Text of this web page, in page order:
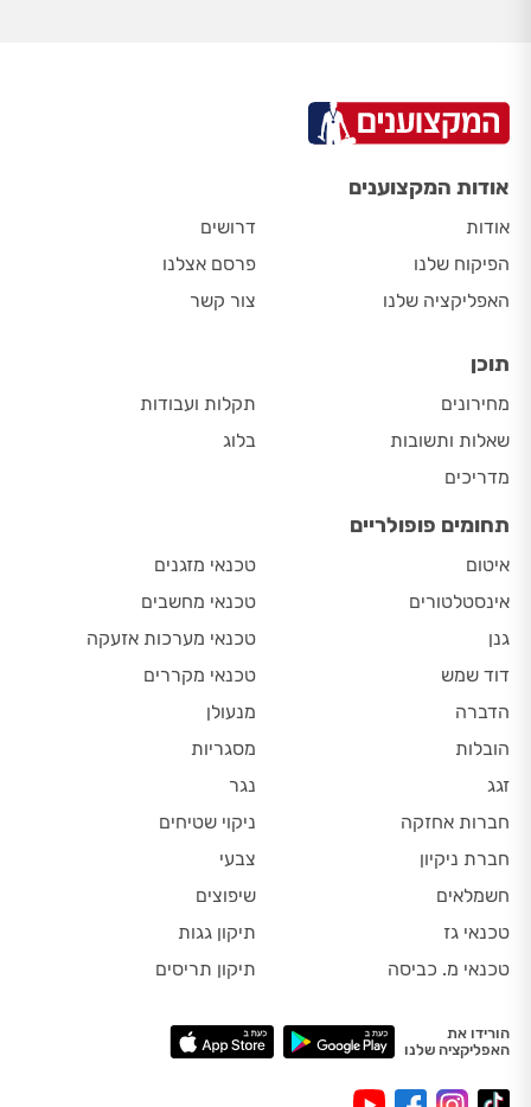
אודות המקצוענים
אודות
הפיקוח שלנו
האפליקציה שלנו
דרושים
פרסם אצלנו
צור קשר
תוכן
מחירונים
שאלות ותשובות
מדריכים
תקלות ועבודות
בלוג
תחומים פופולריים
איטום
אינסטלטורים
גנן
דוד שמש
הדברה
הובלות
זגג
חברות אחזקה
חברת ניקיון
חשמלאים
טכנאי גז
טכנאי מ. כביסה
טכנאי מזגנים
טכנאי מחשבים
טכנאי מערכות אזעקה
טכנאי מקררים
מנעולן
מסגריות
נגר
ניקוי שטיחים
צבעי
שיפוצים
תיקון גגות
תיקון תריסים
הורידו את
האפליקציה שלנו